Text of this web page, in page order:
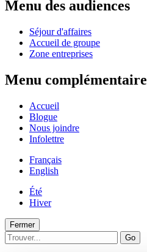
Menu des audiences
Séjour d'affaires
Accueil de groupe
Zone entreprises
Menu complémentaire
Accueil
Blogue
Nous joindre
Infolettre
Français
English
Été
Hiver
Fermer
Go